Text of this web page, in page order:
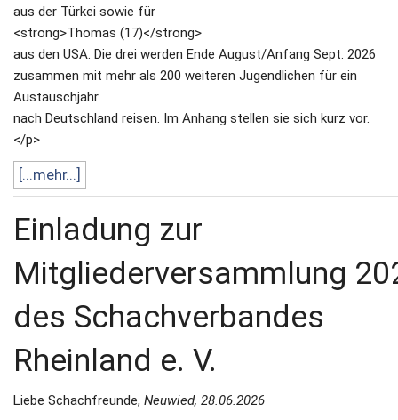
aus der Türkei sowie für
<strong>Thomas (17)</strong>
aus den USA. Die drei werden Ende August/Anfang Sept. 2026
zusammen mit mehr als 200 weiteren Jugendlichen für ein
Austauschjahr
nach Deutschland reisen. Im Anhang stellen sie sich kurz vor.
</p>
[...mehr...]
Einladung zur
Mitgliederversammlung
des Schachverbandes
Rheinland e. V.
Liebe Schachfreunde, Neuwied, 28.06.2026